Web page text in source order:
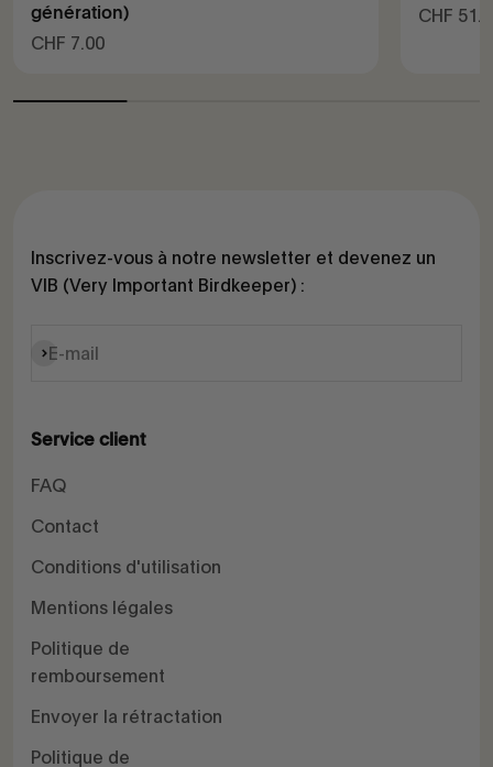
génération)
Prix de vente
CHF 7.00
Prix de
CHF
Inscrivez-vous à notre newsletter et devenez un
VIB (Very Important Birdkeeper) :
E-mail
S'inscrire
Service client
FAQ
Contact
Conditions d'utilisation
Mentions légales
Politique de
remboursement
Envoyer la rétractation
Politique de